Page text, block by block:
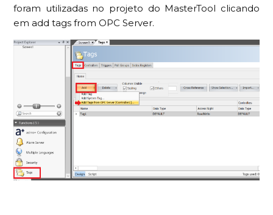
foram utilizadas no projeto do MasterTool clicando
em add tags from OPC Server.